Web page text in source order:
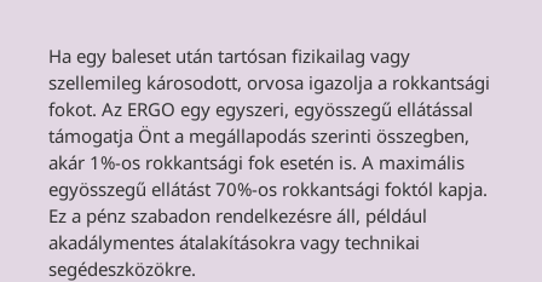
Ha egy baleset után tartósan fizikailag vagy
szellemileg károsodott, orvosa igazolja a rokkantsági
fokot. Az ERGO egy egyszeri, egyösszegű ellátással
támogatja Önt a megállapodás szerinti összegben,
akár 1%-os rokkantsági fok esetén is. A maximális
egyösszegű ellátást 70%-os rokkantsági foktól kapja.
Ez a pénz szabadon rendelkezésre áll, például
akadálymentes átalakításokra vagy technikai
segédeszközökre.